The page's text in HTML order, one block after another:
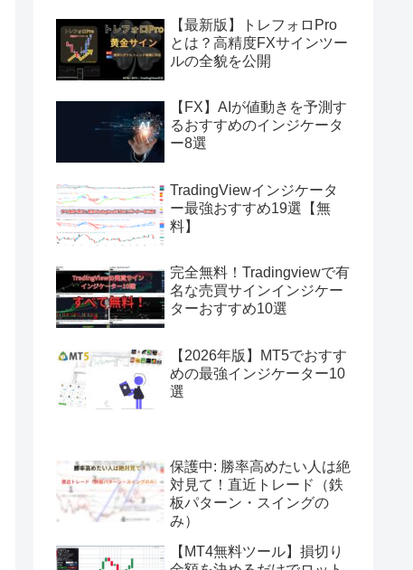
【最新版】トレフォロPro
とは？高精度FXサインツー
ルの全貌を公開
【FX】AIが値動きを予測す
るおすすめのインジケータ
ー8選
TradingViewインジケータ
ー最強おすすめ19選【無
料】
完全無料！Tradingviewで有
名な売買サインインジケー
ターおすすめ10選
【2026年版】MT5でおすす
めの最強インジケーター10
選
保護中: 勝率高めたい人は絶
対見て！直近トレード（鉄
板パターン・スイングの
み）
【MT4無料ツール】損切り